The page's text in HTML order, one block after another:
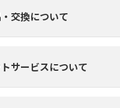
交換について
サービスについて